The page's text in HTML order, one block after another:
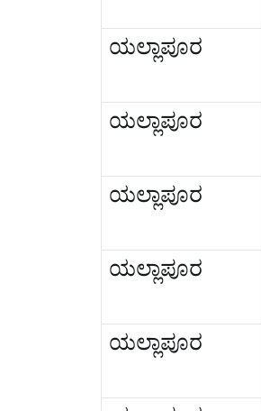
ಯಲ್ಲಾಪೂರ
ಯಲ್ಲಾಪೂರ
ಯಲ್ಲಾಪೂರ
ಯಲ್ಲಾಪೂರ
ಯಲ್ಲಾಪೂರ